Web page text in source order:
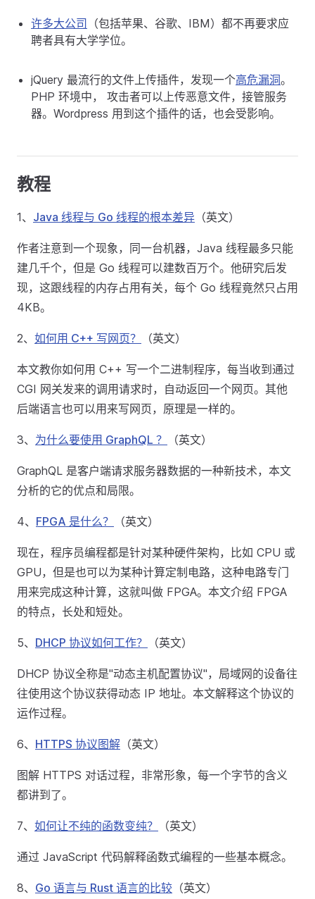
许多大公司
（包括苹果、谷歌、IBM）都不再要求应
聘者具有大学学位。
jQuery 最流行的文件上传插件，发现一个高危漏洞。
PHP 环境中， 攻击者可以上传恶意文件，接管服务
器。Wordpress 用到这个插件的话，也会受影响。
教程
1、 Java 线程与 Go 线程的根本差异 （英文）
作者注意到一个现象，同一台机器，Java 线程最多只能
建几千个，但是 Go 线程可以建数百万个。他研究后发
现，这跟线程的内存占用有关，每个 Go 线程竟然只占用
4KB。
2、 如何用 C++ 写网页？ （英文）
本文教你如何用 C++ 写一个二进制程序，每当收到通过
CGI 网关发来的调用请求时，自动返回一个网页。其他
后端语言也可以用来写网页，原理是一样的。
3、 为什么要使用 GraphQL ？ （英文）
GraphQL 是客户端请求服务器数据的一种新技术，本文
分析的它的优点和局限。
4、 FPGA 是什么？ （英文）
现在，程序员编程都是针对某种硬件架构，比如 CPU 或
GPU，但是也可以为某种计算定制电路，这种电路专门
用来完成这种计算，这就叫做 FPGA。本文介绍 FPGA
的特点，长处和短处。
5、 DHCP 协议如何工作？ （英文）
DHCP 协议全称是"动态主机配置协议"，局域网的设备往
往使用这个协议获得动态 IP 地址。本文解释这个协议的
运作过程。
6、 HTTPS 协议图解 （英文）
图解 HTTPS 对话过程，非常形象，每一个字节的含义
都讲到了。
7、 如何让不纯的函数变纯？ （英文）
通过 JavaScript 代码解释函数式编程的一些基本概念。
8、 Go 语言与 Rust 语言的比较 （英文）